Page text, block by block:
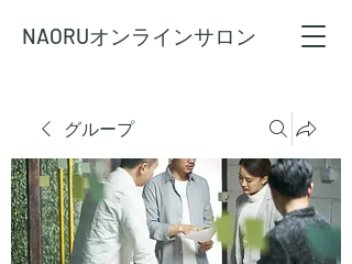
NAORUオンラインサロン
グループ